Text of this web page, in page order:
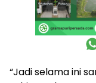
“Jadi selama ini